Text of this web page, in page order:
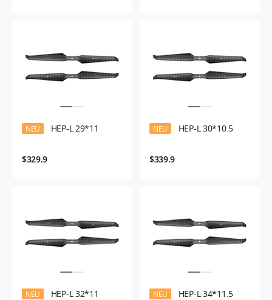
NEU HEP-L 29*11
$329.9
NEU HEP-L 30*10.5
$339.9
NEU HEP-L 32*11 NEU HEP-L 34*11.5